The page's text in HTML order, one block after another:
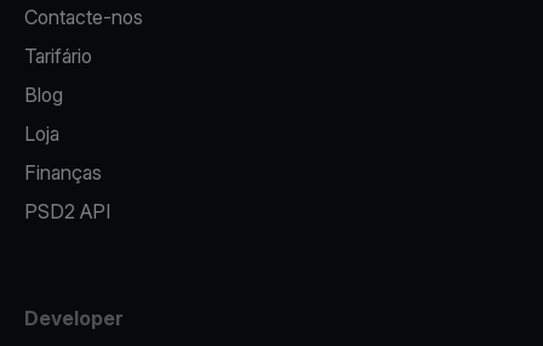
Contacte-nos
Tarifário
Blog
Loja
Finanças
PSD2 API
Developer